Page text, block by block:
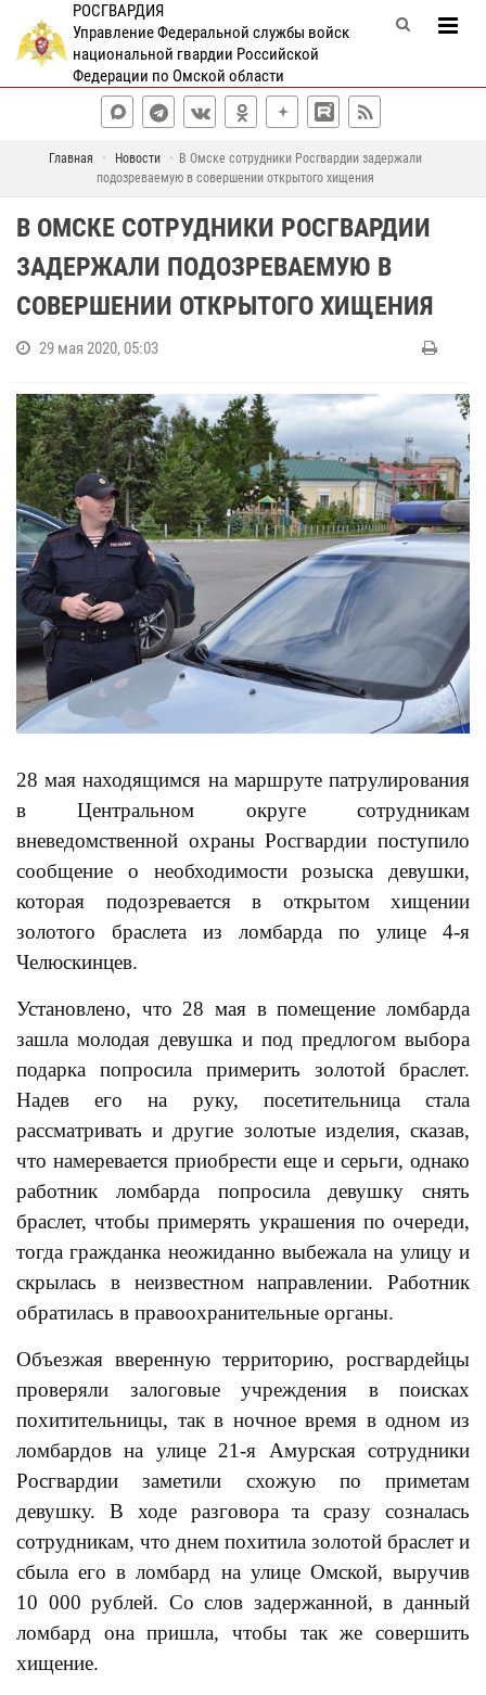
РОСГВАРДИЯ
Управление Федеральной службы войск
национальной гвардии Российской
Федерации по Омской области
Главная Новости
В Омске сотрудники Росгвардии задержали
подозреваемую в совершении открытого хищения
В ОМСКЕ СОТРУДНИКИ РОСГВАРДИИ
ЗАДЕРЖАЛИ ПОДОЗРЕВАЕМУЮ В
СОВЕРШЕНИИ ОТКРЫТОГО ХИЩЕНИЯ
29 мая 2020, 05:03
28 мая находящимся на маршруте патрулирования
в Центральном округе сотрудникам
вневедомственной охраны Росгвардии поступило
сообщение о необходимости розыска девушки,
которая подозревается в открытом хищении
золотого браслета из ломбарда по улице 4-я
Челюскинцев.
Установлено, что 28 мая в помещение ломбарда
зашла молодая девушка и под предлогом выбора
подарка попросила примерить золотой браслет.
Надев его на руку, посетительница стала
рассматривать и другие золотые изделия, сказав,
что намеревается приобрести еще и серьги, однако
работник ломбарда попросила девушку снять
браслет, чтобы примерять украшения по очереди,
тогда гражданка неожиданно выбежала на улицу и
скрылась в неизвестном направлении. Работник
обратилась в правоохранительные органы.
Объезжая вверенную территорию, росгвардейцы
проверяли залоговые учреждения в поисках
похитительницы, так в ночное время в одном из
ломбардов на улице 21-я Амурская сотрудники
Росгвардии заметили схожую по приметам
девушку. В ходе разговора та сразу созналась
сотрудникам, что днем похитила золотой браслет и
сбыла его в ломбард на улице Омской, выручив
10 000 рублей. Со слов задержанной, в данный
ломбард она пришла, чтобы так же совершить
хищение.